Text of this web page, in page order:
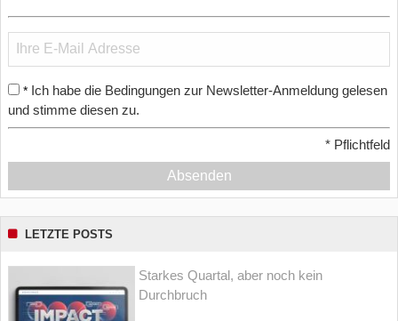
* Ich habe die Bedingungen zur Newsletter-Anmeldung gelesen
und stimme diesen zu.
* Pflichtfeld
Absenden
LETZTE POSTS
Starkes Quartal, aber noch kein
Durchbruch